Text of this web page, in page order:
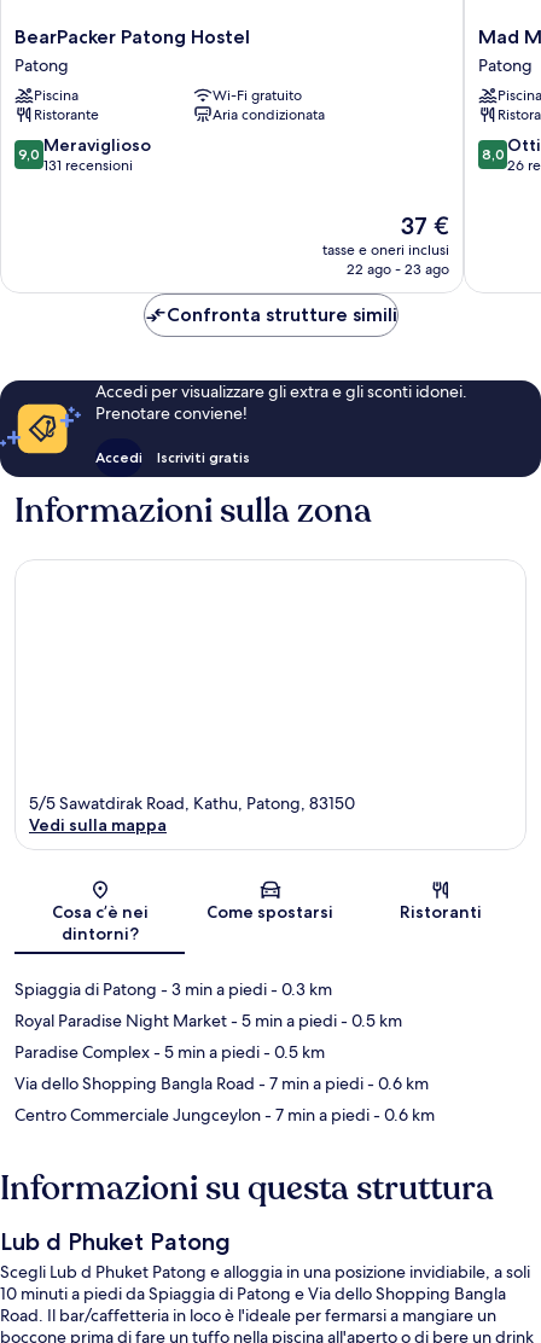
BearPacker
Patong
Hostel
Patong
BearPacker Patong Hostel
Patong
Piscina
Wi-Fi gratuito
Ristorante
Aria condizionata
9.0
su
9,0 Meraviglioso
131 recensioni
Il
prezzo
attuale
37 €
tasse e oneri inclusi
22 ago - 23 ago
Mad
Monkey
Phuket
Patong
Mad
Patong
Piscina
8.0
su
8,0
26
Confronta strutture simili
Accedi per visualizzare gli extra e gli sconti idonei.
Prenotare conviene!
Accedi Iscriviti gratis
Informazioni sulla zona
Mappa
5/5 Sawatdirak Road, Kathu, Patong, 83150
Vedi sulla mappa
Cosa c’è nei
dintorni?
Come spostarsi Ristoranti
Spiaggia di Patong - 3 min a piedi- 0.3 km
Royal Paradise Night Market- 5 min a piedi- 0.5 km
Paradise Complex- 5 min a piedi- 0.5 km
Via dello Shopping Bangla Road - 7 min a piedi- 0.6 km
Centro Commerciale Jungceylon- 7 min a piedi- 0.6 km
Informazioni su questa struttura
Lub d Phuket Patong
Scegli Lub d Phuket Patong e alloggia in una posizione invidiabile, a soli
10 minuti a piedi da Spiaggia di Patong e Via dello Shopping Bangla
Road. Il bar/caffetteria in loco è l'ideale per fermarsi a mangiare un
boccone prima di fare un tuffo nella piscina all'aperto o di bere un drink